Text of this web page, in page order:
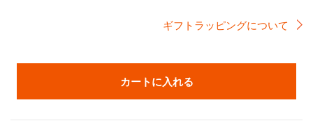
ギフトラッピングについて
カートに入れる